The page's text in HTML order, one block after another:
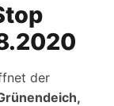
der